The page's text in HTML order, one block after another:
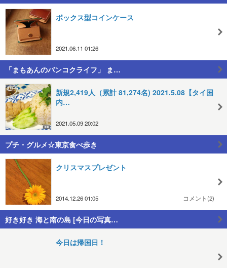
ボックス型コインケース
2021.06.11 01:26
「まもあんのバンコクライフ」 ま…
新規2,419人（累計 81,274名) 2021.5.08【タイ国
内…
2021.05.09 20:02
プチ・グルメ☆東京食べ歩き
クリスマスプレゼント
2014.12.26 01:05 コメント(2)
好き好き 海と南の島 [今日の写真…
今日は帰国日！